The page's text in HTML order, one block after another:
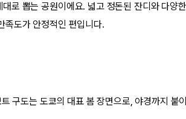
로 뽑는 공원이에요. 넓고 정돈된 잔디와 다양
족도가 안정적인 편입니다.
구도는 도쿄의 대표 봄 장면으로, 야경까지 붙